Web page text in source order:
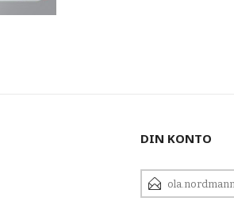
DIN KONTO
POSTADRESSE